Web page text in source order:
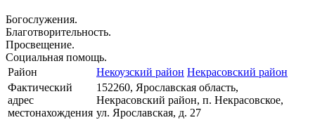
Богослужения.
Благотворительность.
Просвещение.
Социальная помощь.
Район
Некоузский район Некрасовский район
Фактический
адрес
местонахождения
152260, Ярославская область,
Некрасовский район, п. Некрасовское,
ул. Ярославская, д. 27